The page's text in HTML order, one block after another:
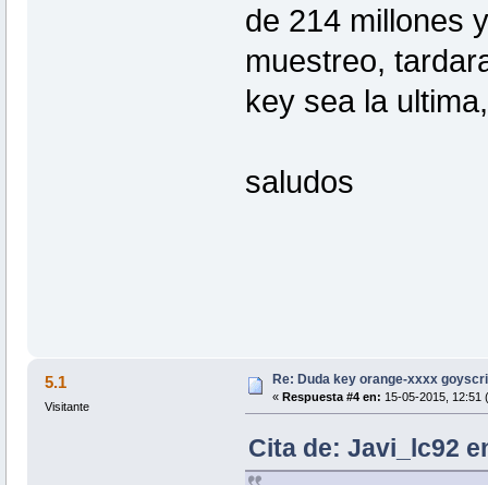
de 214 millones
muestreo,
key sea la
saludos
5.1
Visitante
Re: Duda key orange-xxxx
« Respuesta #4 en: 15-05-2015, 12:51
Cita de: Javi_lc92